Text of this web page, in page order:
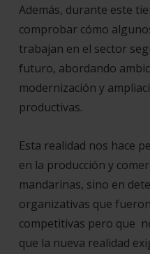
Además, durante este
comprobar cómo
trabajan en el sector
futuro, abordando
modernización y
productivas.
Esta realidad nos hace
en la producción y
mandarinas, sino en
organizativas que
competitivas pero que
que la nueva realidad